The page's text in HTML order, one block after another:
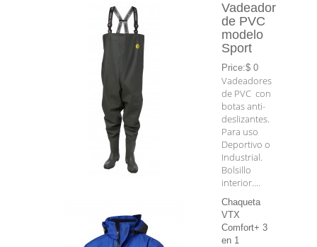
Vadeador
de PVC
modelo
Sport
Price:$ 0
Vadeadores
de PVC con
botas anti-
deslizantes.
Para uso
Deportivo o
Industrial.
Bolsillo
interior....
Chaqueta
VTX
Comfort+ 3
en 1